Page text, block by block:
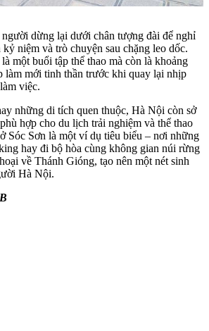
dừng lại dưới chân tượng đài để nghỉ
niệm và trò chuyện sau chặng leo dốc.
một buổi tập thể thao mà còn là khoảng
làm mới tinh thần trước khi quay lại nhịp
việc.
những di tích quen thuộc, Hà Nội còn sở
hợp cho du lịch trải nghiệm và thể thao
Sóc Sơn là một ví dụ tiêu biểu – nơi những
hay đi bộ hòa cùng không gian núi rừng
về Thánh Gióng, tạo nên một nét sinh
Hà Nội.